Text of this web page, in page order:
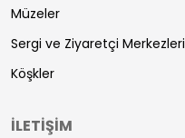
Müzeler
Sergi ve Ziyaretçi Merkezleri
Köşkler
İLETİŞİM